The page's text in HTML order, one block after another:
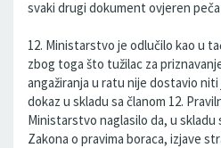
svaki drugi dokument ovjeren
12. Ministarstvo je odlučilo kao u
zbog toga što tužilac za
angažiranja u ratu nije dostavio
dokaz u skladu sa članom 12.
Ministarstvo naglasilo da, u skladu
Zakona o pravima boraca, izjave